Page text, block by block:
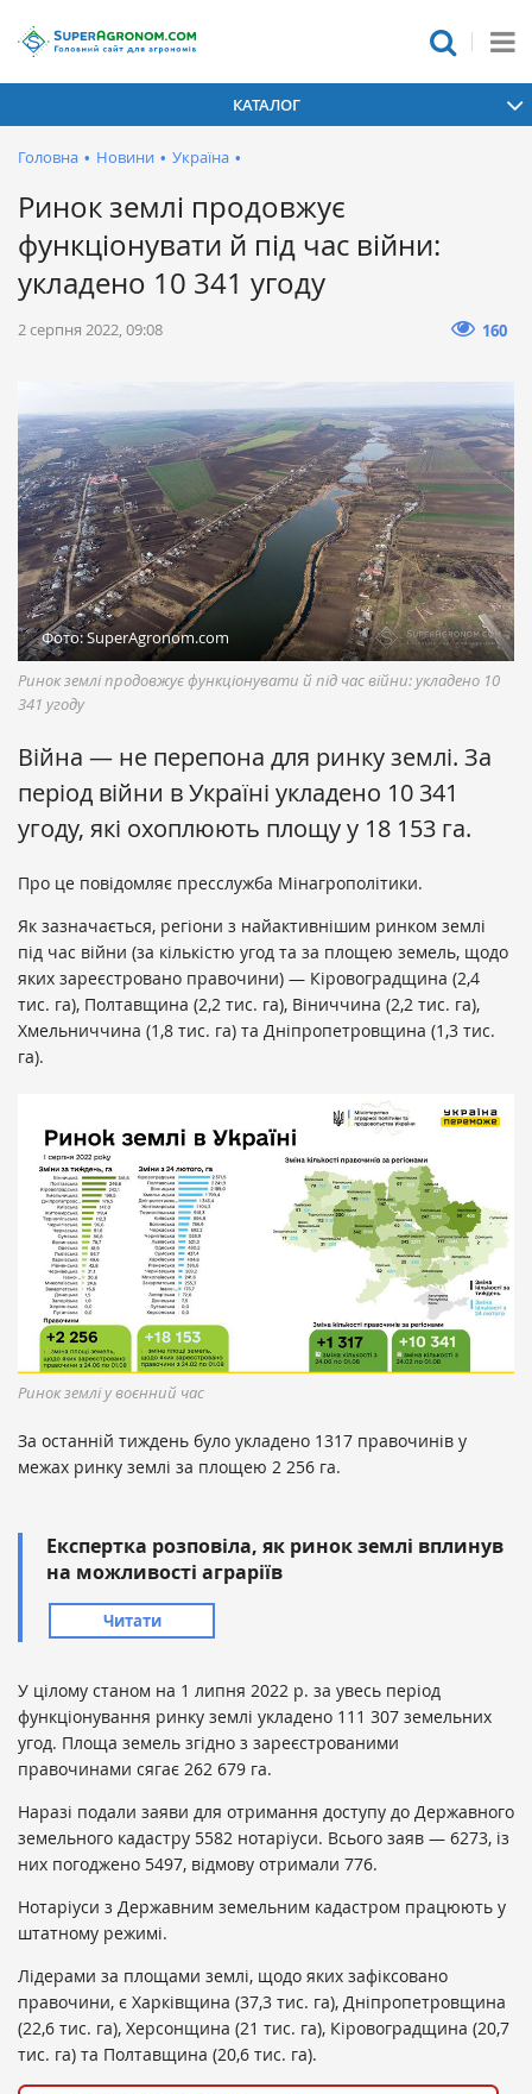
КАТАЛОГ
Головна • Новини • Україна •
Ринок землі продовжує
функціонувати й під час війни:
укладено 10 341 угоду
2 серпня 2022, 09:08 160
Фото: SuperAgronom.com
Ринок землі продовжує функціонувати й під час війни: укладено 10
341 угоду
Війна — не перепона для ринку землі. За
період війни в Україні укладено 10 341
угоду, які охоплюють площу у 18 153 га.
Про це повідомляє пресслужба Мінагрополітики.
Як зазначається, регіони з найактивнішим ринком землі
під час війни (за кількістю угод та за площею земель, щодо
яких зареєстровано правочини) — Кіровоградщина (2,4
тис. га), Полтавщина (2,2 тис. га), Віниччина (2,2 тис. га),
Хмельниччина (1,8 тис. га) та Дніпропетровщина (1,3 тис.
га).
Ринок землі у воєнний час
За останній тиждень було укладено 1317 правочинів у
межах ринку землі за площею 2 256 га.
Експертка розповіла, як ринок землі вплинув
на можливості аграріїв
Читати
У цілому станом на 1 липня 2022 р. за увесь період
функціонування ринку землі укладено 111 307 земельних
угод. Площа земель згідно з зареєстрованими
правочинами сягає 262 679 га.
Наразі подали заяви для отримання доступу до Державного
земельного кадастру 5582 нотаріуси. Всього заяв — 6273, із
них погоджено 5497, відмову отримали 776.
Нотаріуси з Державним земельним кадастром працюють у
штатному режимі.
Лідерами за площами землі, щодо яких зафіксовано
правочини, є Харківщина (37,3 тис. га), Дніпропетровщина
(22,6 тис. га), Херсонщина (21 тис. га), Кіровоградщина (20,7
тис. га) та Полтавщина (20,6 тис. га).